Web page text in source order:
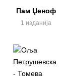
Пам Џеноф
1 изданија